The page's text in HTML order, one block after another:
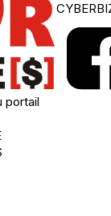
portail